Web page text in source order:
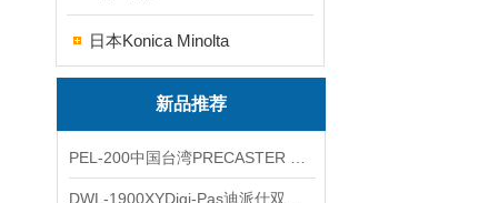
日本Konica Minolta
新品推荐